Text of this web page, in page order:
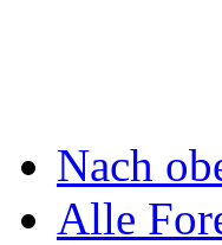
Nach
Alle